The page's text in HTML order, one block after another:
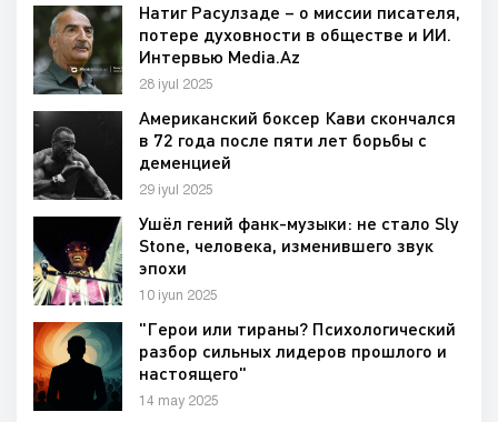
Натиг Расулзаде – о миссии писателя,
потере духовности в обществе и ИИ.
Интервью Media.Az
28 iyul 2025
Американский боксер Кави скончался
в 72 года после пяти лет борьбы с
деменцией
29 iyul 2025
Ушёл гений фанк-музыки: не стало Sly
Stone, человека, изменившего звук
эпохи
10 iyun 2025
"Герои или тираны? Психологический
разбор сильных лидеров прошлого и
настоящего"
14 may 2025